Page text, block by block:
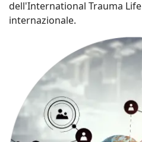
dell'International Trauma
internazionale.